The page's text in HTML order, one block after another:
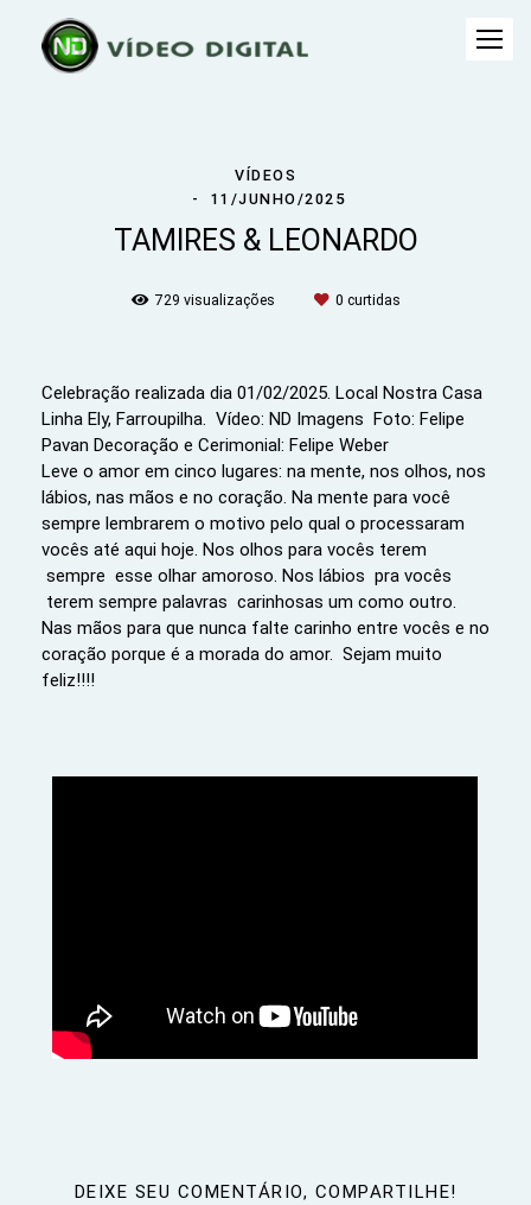
VÍDEOS
11/JUNHO/2025
TAMIRES & LEONARDO
729 visualizações 0 curtidas
Celebração realizada dia 01/02/2025. Local Nostra Casa
Linha Ely, Farroupilha. Vídeo: ND Imagens Foto: Felipe
Pavan Decoração e Cerimonial: Felipe Weber
Leve o amor em cinco lugares: na mente, nos olhos, nos
lábios, nas mãos e no coração. Na mente para você
sempre lembrarem o motivo pelo qual o processaram
vocês até aqui hoje. Nos olhos para vocês terem
sempre esse olhar amoroso. Nos lábios pra vocês
terem sempre palavras carinhosas um como outro.
Nas mãos para que nunca falte carinho entre vocês e no
coração porque é a morada do amor. Sejam muito
feliz!!!!
DEIXE SEU COMENTÁRIO, COMPARTILHE!